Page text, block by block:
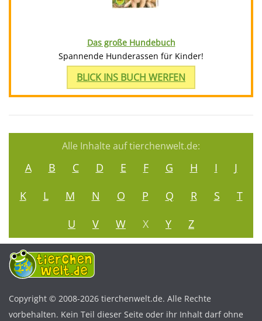
Das große Hundebuch
Spannende Hunderassen für Kinder!
BLICK INS BUCH WERFEN
Alle Inhalte auf tierchenwelt.de:
A B C D E F G H I
J
K
L M N O P Q R S
T
U
V W X Y Z
Copyright © 2008-2026 tierchenwelt.de. Alle Rechte
vorbehalten. Kein Teil dieser Seite oder ihr Inhalt darf ohne